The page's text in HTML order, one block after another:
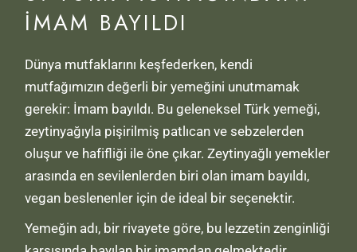
İMAM BAYILDI
Dünya mutfaklarını keşfederken, kendi
mutfağımızın değerli bir yemeğini unutmamak
gerekir: İmam bayıldı. Bu geleneksel Türk yemeği,
zeytinyağıyla pişirilmiş patlıcan ve sebzelerden
oluşur ve hafifliği ile öne çıkar. Zeytinyağlı yemekler
arasında en sevilenlerden biri olan imam bayıldı,
vegan beslenenler için de ideal bir seçenektir.
Yemeğin adı, bir rivayete göre, bu lezzetin zenginliği